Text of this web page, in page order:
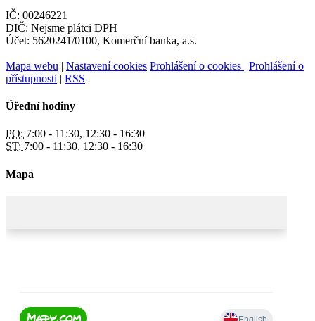
IČ: 00246221
DIČ: Nejsme plátci DPH
Účet: 5620241/0100, Komerční banka, a.s.
Mapa webu | Nastavení cookies Prohlášení o cookies | Prohlášení o
přístupnosti | RSS
Úřední hodiny
PO: 7:00 - 11:30, 12:30 - 16:30
ST: 7:00 - 11:30, 12:30 - 16:30
Mapa